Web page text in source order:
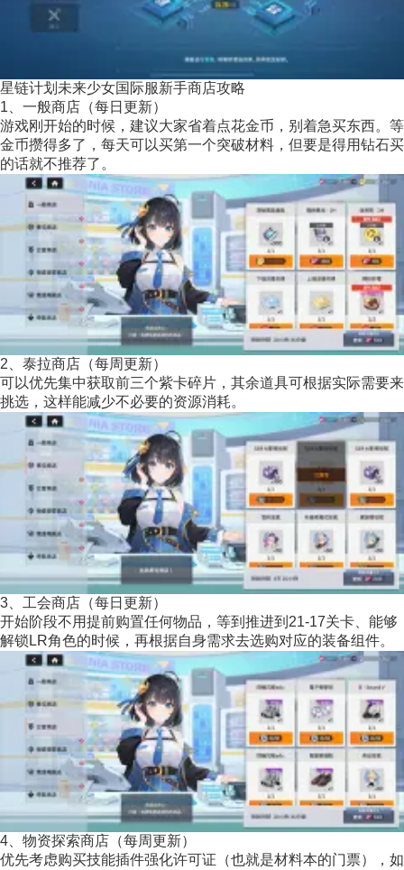
星链计划未来少女国际服新手商店攻略
1、一般商店（每日更新）
游戏刚开始的时候，建议大家省着点花金币，别着急买东西。等
金币攒得多了，每天可以买第一个突破材料，但要是得用钻石买
的话就不推荐了。
2、泰拉商店（每周更新）
可以优先集中获取前三个紫卡碎片，其余道具可根据实际需要来
挑选，这样能减少不必要的资源消耗。
3、工会商店（每日更新）
开始阶段不用提前购置任何物品，等到推进到21-17关卡、能够
解锁LR角色的时候，再根据自身需求去选购对应的装备组件。
4、物资探索商店（每周更新）
优先考虑购买技能插件强化许可证（也就是材料本的门票），如